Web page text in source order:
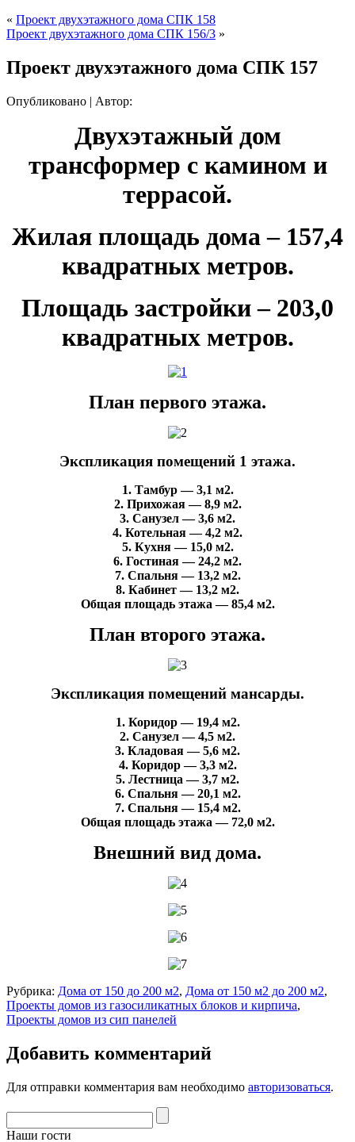
« Проект двухэтажного дома СПК 158
Проект двухэтажного дома СПК 156/3 »
Проект двухэтажного дома СПК 157
Опубликовано | Автор:
Двухэтажный дом
трансформер с камином и
террасой.
Жилая площадь дома – 157,4
квадратных метров.
Площадь застройки – 203,0
квадратных метров.
План первого этажа.
Экспликация помещений 1 этажа.
1. Тамбур — 3,1 м2.
2. Прихожая — 8,9 м2.
3. Санузел — 3,6 м2.
4. Котельная — 4,2 м2.
5. Кухня — 15,0 м2.
6. Гостиная — 24,2 м2.
7. Спальня — 13,2 м2.
8. Кабинет — 13,2 м2.
Общая площадь этажа — 85,4 м2.
План второго этажа.
Экспликация помещений мансарды.
1. Коридор — 19,4 м2.
2. Санузел — 4,5 м2.
3. Кладовая — 5,6 м2.
4. Коридор — 3,3 м2.
5. Лестница — 3,7 м2.
6. Спальня — 20,1 м2.
7. Спальня — 15,4 м2.
Общая площадь этажа — 72,0 м2.
Внешний вид дома.
Рубрика: Дома от 150 до 200 м2, Дома от 150 м2 до 200 м2,
Проекты домов из газосиликатных блоков и кирпича,
Проекты домов из сип панелей
Добавить комментарий
Для отправки комментария вам необходимо авторизоваться.
Наши гости